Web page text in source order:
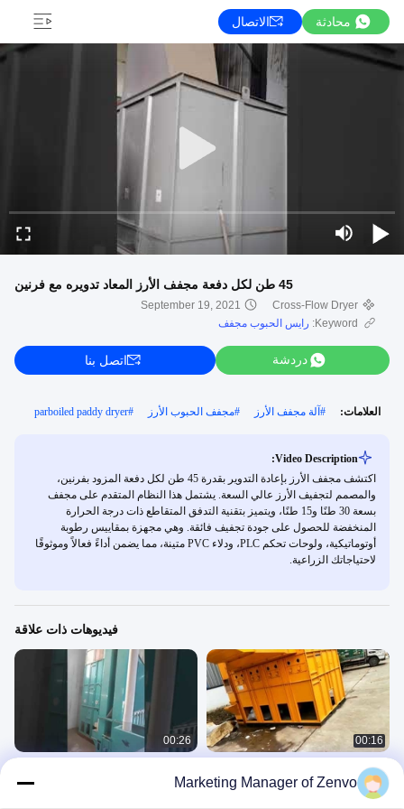
محادثة الاتصال
45 طن لكل دفعة مجفف الأرز المعاد تدويره مع فرنين
Cross-Flow Dryer
September 19, 2021
Keyword:
رايس الحبوب مجفف
دردشة اتصل بنا
العلامات: # آلة مجفف الأرز #مجفف الحبوب الأرز #
parboiled paddy dryer
Video Description:
اكتشف مجفف الأرز بإعادة التدوير بقدرة 45 طن لكل دفعة المزود بفرنين،
والمصمم لتجفيف الأرز عالي السعة. يشتمل هذا النظام المتقدم على مجفف
بسعة 30 طنًا و15 طنًا، ويتميز بتقنية التدفق المتقاطع ذات درجة الحرارة
المنخفضة للحصول على جودة تجفيف فائقة. وهي مجهزة بمقاييس رطوبة
أوتوماتيكية، ولوحات تحكم PLC، ودلاء PVC متينة، مما يضمن أداءً فعالاً وموثوقًا
لاحتياجاتك الزراعية.
فيديوهات ذات علاقة
00:16
لحقول الأرز مع مقياس الرطوبة عبر
00:26
مع الفرن
Marketing Manager of Zenvo